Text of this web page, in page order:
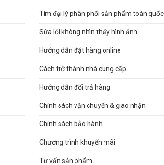
Tìm đại lý phân phối sản phẩm toàn quốc
Sửa lỗi không nhìn thấy hình ảnh
Hướng dẫn đặt hàng online
Cách trở thành nhà cung cấp
Hướng dẫn đổi trả hàng
Chính sách vận chuyển & giao nhận
Chính sách bảo hành
Chương trình khuyến mãi
Tư vấn sản phẩm